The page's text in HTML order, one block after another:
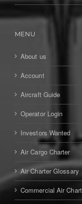
MENU
About us
Account
Aircraft Guide
Operator Login
Investors Wanted
Air Cargo Charter
Air Charter Glossary
Commercial Air